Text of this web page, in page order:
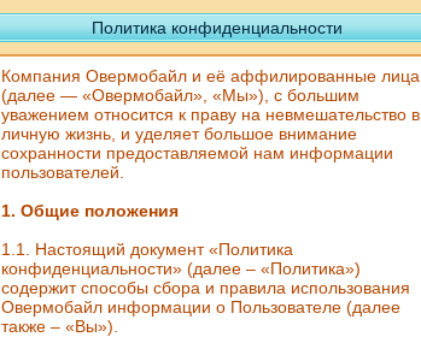
Политика конфиденциальности
Компания Овермобайл и её аффилированные лица
(далее — «Овермобайл», «Мы»), с большим
уважением относится к праву на невмешательство в
личную жизнь, и уделяет большое внимание
сохранности предоставляемой нам информации
пользователей.
1. Общие положения
1.1. Настоящий документ «Политика
конфиденциальности» (далее – «Политика»)
содержит способы сбора и правила использования
Овермобайл информации о Пользователе (далее
также – «Вы»).